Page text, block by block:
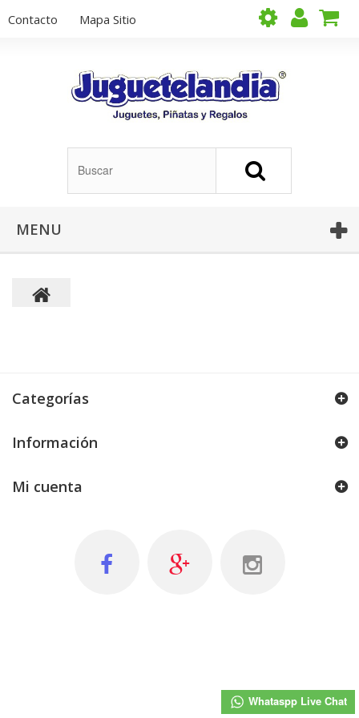
Contacto Mapa Sitio
MENU
Categorías
Información
Mi cuenta
Whataspp Live Chat